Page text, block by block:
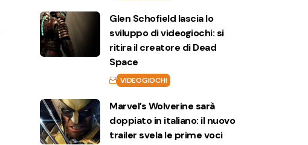
Glen Schofield lascia lo
sviluppo di videogiochi: si
ritira il creatore di Dead
Space
VIDEOGIOCHI
Marvel’s Wolverine sarà
doppiato in italiano: il nuovo
trailer svela le prime voci